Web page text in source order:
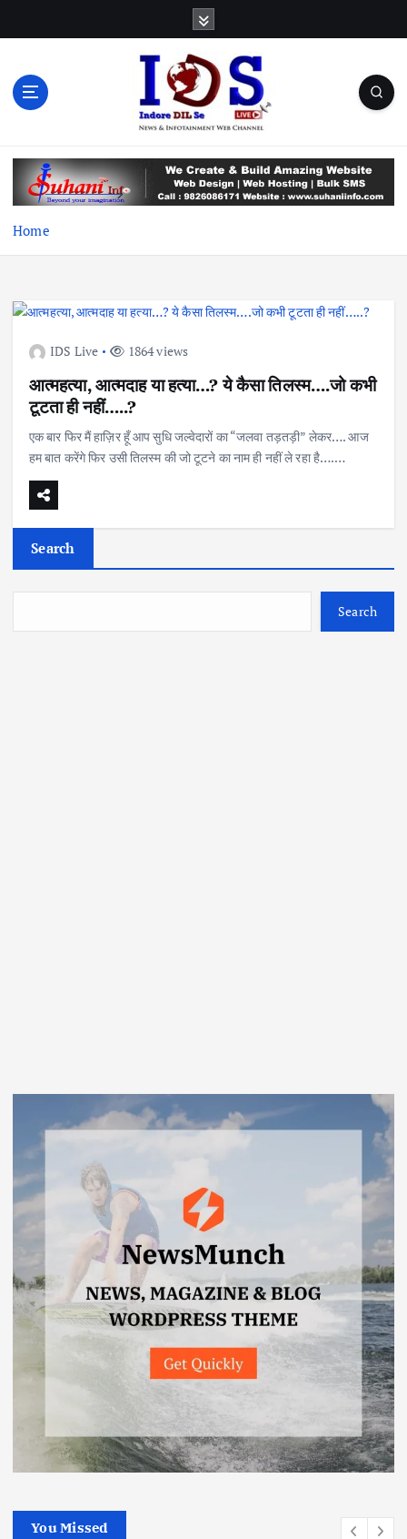
t
Home
IDS Live 1864 views
आत्महत्या, आत्मदाह या हत्या…? ये कैसा तिलस्म….जो कभी
टूटता ही नहीं…..?
एक बार फिर मैं हाज़िर हूँ आप सुधि जल्वेदारों का “जलवा तड़तड़ी” लेकर…. आज
हम बात करेंगे फिर उसी तिलस्म की जो टूटने का नाम ही नहीं ले रहा है….…
Search
Search
You Missed